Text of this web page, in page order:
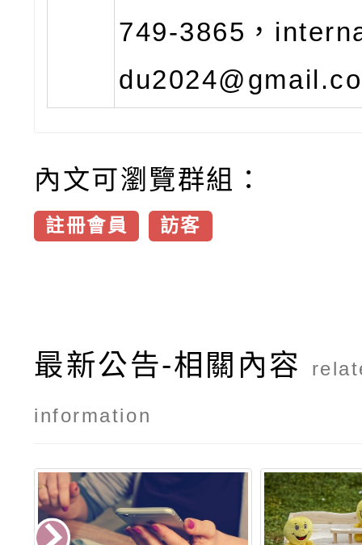
749-3865，
內文可瀏覽群組：
註冊會員 訪客
最新公告-相關內容
information